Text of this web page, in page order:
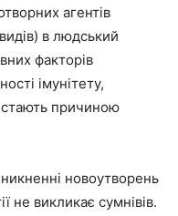
агентів
в людський
факторів
імунітету,
стають причиною
новоутворень
не викликає сумнівів.